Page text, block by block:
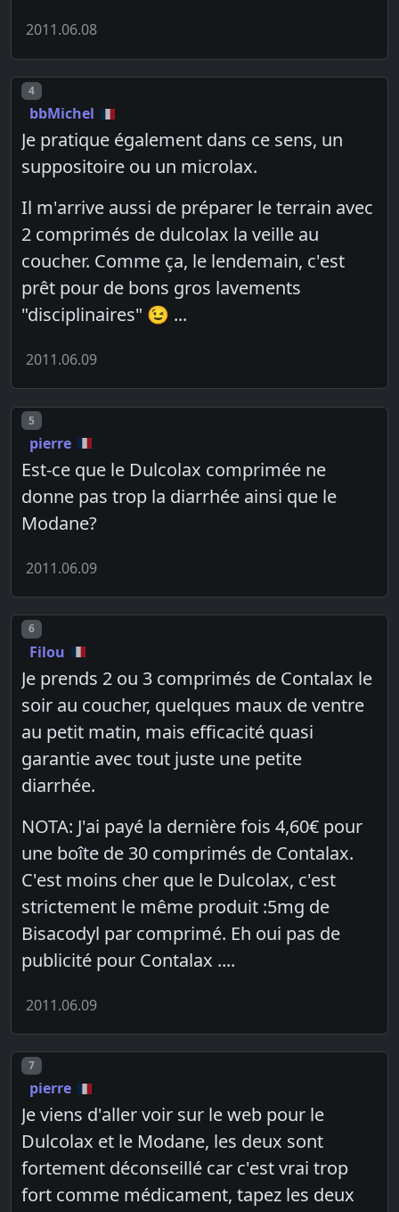
2011.06.08
Post number
4
bbMichel
Je pratique également dans ce sens, un
suppositoire ou un microlax.
Il m'arrive aussi de préparer le terrain avec
2 comprimés de dulcolax la veille au
coucher. Comme ça, le lendemain, c'est
prêt pour de bons gros lavements
"disciplinaires" 😉 ...
2011.06.09
Post number
5
pierre
Est-ce que le Dulcolax comprimée ne
donne pas trop la diarrhée ainsi que le
Modane?
2011.06.09
Post number
6
Filou
Je prends 2 ou 3 comprimés de Contalax le
soir au coucher, quelques maux de ventre
au petit matin, mais efficacité quasi
garantie avec tout juste une petite
diarrhée.
NOTA: J'ai payé la dernière fois 4,60€ pour
une boîte de 30 comprimés de Contalax.
C'est moins cher que le Dulcolax, c'est
strictement le même produit :5mg de
Bisacodyl par comprimé. Eh oui pas de
publicité pour Contalax ....
2011.06.09
Post number
7
pierre
Je viens d'aller voir sur le web pour le
Dulcolax et le Modane, les deux sont
fortement déconseillé car c'est vrai trop
fort comme médicament, tapez les deux